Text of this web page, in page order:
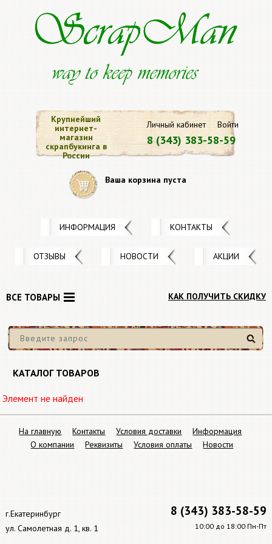
Личный кабинет Войти
8 (343) 383-58-59
Крупнейший
интернет-
магазин
скрапбукинга в
России
Ваша корзина пуста
ИНФОРМАЦИЯ КОНТАКТЫ
ОТЗЫВЫ НОВОСТИ АКЦИИ
КАК ПОЛУЧИТЬ СКИДКУ
Найти
ВСЕ ТОВАРЫ
КАТАЛОГ ТОВАРОВ
Элемент не найден
8 (343) 383-58-59
10:00 до 18:00 Пн-Пт
г.Екатеринбург
ул. Самолетная д. 1, кв. 1
На главную Контакты Условия доставки
Информация
О компании
Реквизиты Условия оплаты Новости